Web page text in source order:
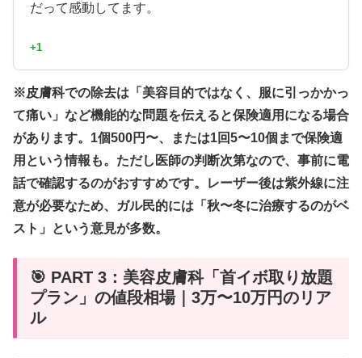
だって感動してます。
+1
※皮膚科での除去は「美容目的ではなく、服に引っかかっ
て痛い」など機能的な問題を伝えると保険適用になる場合
があります。1個500円〜、または1回5〜10個まで保険適
用という情報も。ただし医師の判断次第なので、事前に電
話で確認するのがおすすめです。レーザー後は紫外線に注
意が必要なため、ガル民的には「秋〜冬に治療するのがベ
スト」という意見が多数。
🎯 PART 3：美容皮膚科「首イボ取り放題
プラン」の値段相場｜3万〜10万円のリア
ル